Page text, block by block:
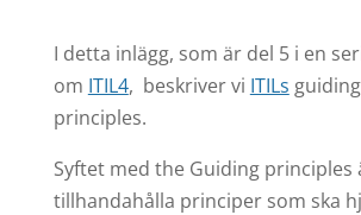
I detta inlägg, som är del 5 i en
om ITIL4, beskriver vi ITILs guiding
principles.
Syftet med the Guiding principles
tillhandahålla principer som ska